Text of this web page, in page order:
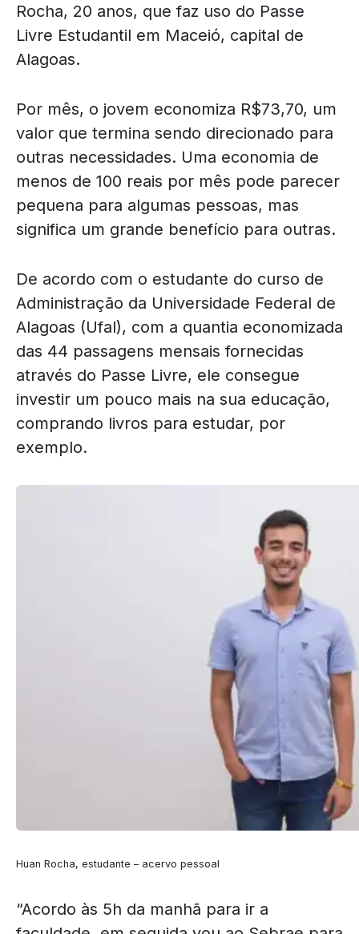
Rocha, 20 anos, que faz uso do Passe
Livre Estudantil em Maceió, capital de
Alagoas.
Por mês, o jovem economiza R$73,70, um
valor que termina sendo direcionado para
outras necessidades. Uma economia de
menos de 100 reais por mês pode parecer
pequena para algumas pessoas, mas
significa um grande benefício para outras.
De acordo com o estudante do curso de
Administração da Universidade Federal de
Alagoas (Ufal), com a quantia economizada
das 44 passagens mensais fornecidas
através do Passe Livre, ele consegue
investir um pouco mais na sua educação,
comprando livros para estudar, por
exemplo.
Huan Rocha, estudante – acervo pessoal
“Acordo às 5h da manhã para ir a